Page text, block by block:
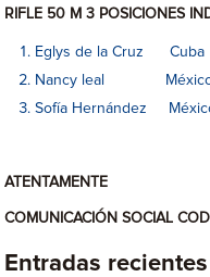
RIFLE 50 M 3 POSICIONES
Eglys de la Cruz
Nancy leal
Sofía Hernández
ATENTAMENTE
COMUNICACIÓN SOCIAL
Entradas recientes